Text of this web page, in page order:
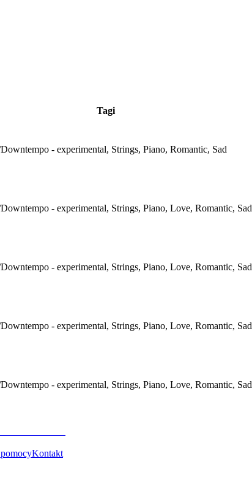
Tagi
- experimental, Strings, Piano, Romantic, Sad
- experimental, Strings, Piano, Love, Romantic, Sad
- experimental, Strings, Piano, Love, Romantic, Sad
- experimental, Strings, Piano, Love, Romantic, Sad
- experimental, Strings, Piano, Love, Romantic, Sad
Kontakt